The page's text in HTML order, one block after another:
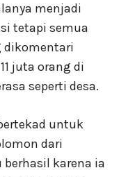
menjadi
tetapi semua
dikomentari
juta orang di
seperti desa.
untuk
dari
karena ia